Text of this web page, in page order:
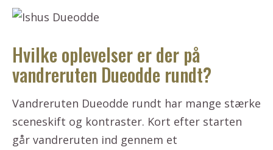
Hvilke oplevelser er der på
vandreruten Dueodde rundt?
Vandreruten Dueodde rundt har mange stærke
sceneskift og kontraster. Kort efter starten
går vandreruten ind gennem et